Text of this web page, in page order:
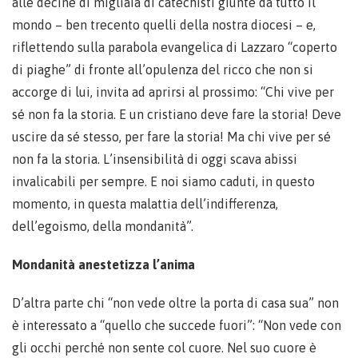
mondo – ben trecento quelli della nostra diocesi – e,
riflettendo sulla parabola evangelica di Lazzaro “coperto
di piaghe” di fronte all’opulenza del ricco che non si
accorge di lui, invita ad aprirsi al prossimo: “Chi vive per
sé non fa la storia. E un cristiano deve fare la storia! Deve
uscire da sé stesso, per fare la storia! Ma chi vive per sé
non fa la storia. L’insensibilità di oggi scava abissi
invalicabili per sempre. E noi siamo caduti, in questo
momento, in questa malattia dell’indifferenza,
dell’egoismo, della mondanità”.
Mondanità anestetizza l’anima
D’altra parte chi “non vede oltre la porta di casa sua” non
è interessato a “quello che succede fuori”: “Non vede con
gli occhi perché non sente col cuore. Nel suo cuore è